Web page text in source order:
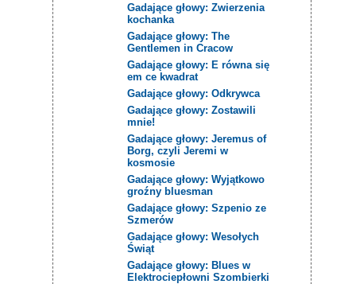
Gadające głowy: Zwierzenia
kochanka
Gadające głowy: The
Gentlemen in Cracow
Gadające głowy: E równa się
em ce kwadrat
Gadające głowy: Odkrywca
Gadające głowy: Zostawili
mnie!
Gadające głowy: Jeremus of
Borg, czyli Jeremi w
kosmosie
Gadające głowy: Wyjątkowo
groźny bluesman
Gadające głowy: Szpenio ze
Szmerów
Gadające głowy: Wesołych
Świąt
Gadające głowy: Blues w
Elektrociepłowni Szombierki